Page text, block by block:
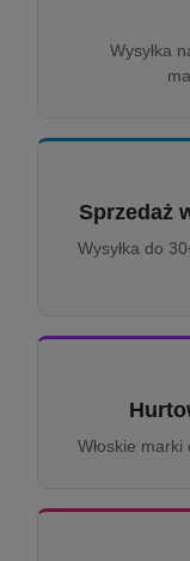
Wysyłka
Sprzedaż
Wysyłka do
Włoskie